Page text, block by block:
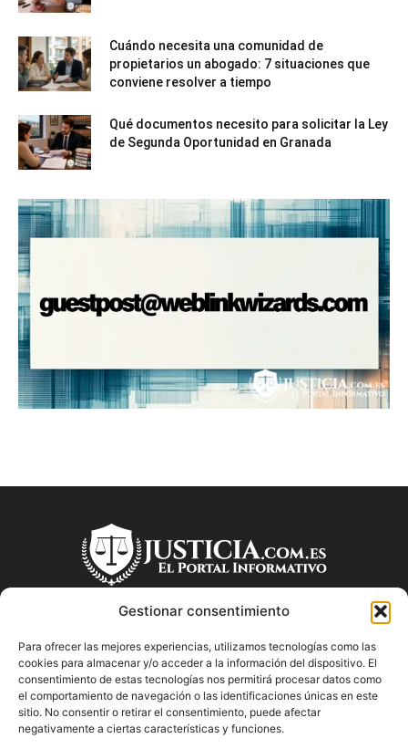
Gestionar consentimiento
Para ofrecer las mejores experiencias, utilizamos tecnologías como las
cookies para almacenar y/o acceder a la información del dispositivo. El
consentimiento de estas tecnologías nos permitirá procesar datos como
el comportamiento de navegación o las identificaciones únicas en este
sitio. No consentir o retirar el consentimiento, puede afectar
negativamente a ciertas características y funciones.
Cuándo necesita una comunidad de
propietarios un abogado: 7 situaciones que
conviene resolver a tiempo
Qué documentos necesito para solicitar la Ley
de Segunda Oportunidad en Granada
SOBRE NOSOTROS
"Descubre en Justicia.com.es información relevante sobre la
justicia española. Obtén consejos jurídicos, conoce las leyes
y encuentra información útil sobre temas legales en este